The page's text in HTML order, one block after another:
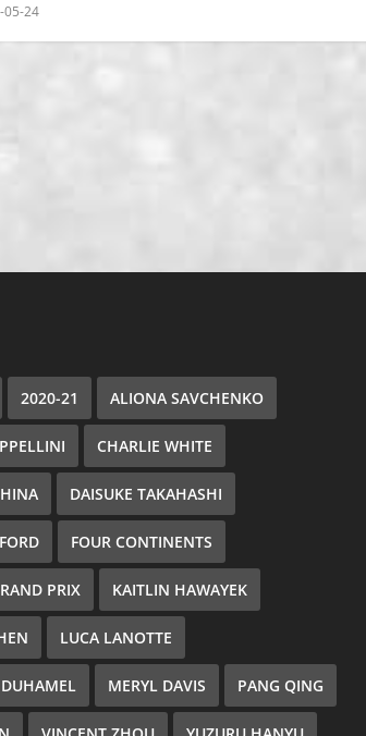
05-24
2020-21 ALIONA SAVCHENKO
CHARLIE WHITE
DAISUKE TAKAHASHI
FOUR CONTINENTS
PRIX KAITLIN HAWAYEK
LUCA LANOTTE
MERYL DAVIS PANG QING